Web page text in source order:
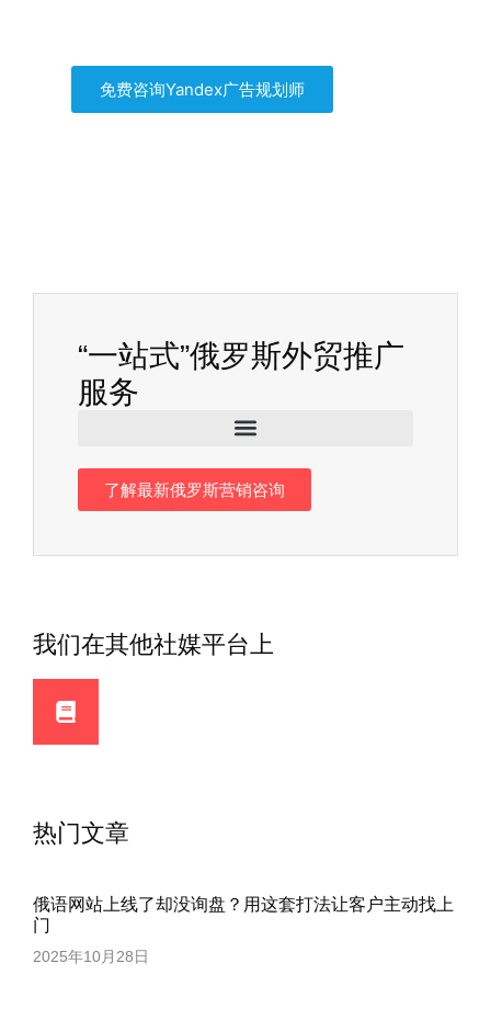
免费咨询Yandex广告规划师
“一站式”俄罗斯外贸推广
服务
了解最新俄罗斯营销咨询
我们在其他社媒平台上
热门文章
俄语网站上线了却没询盘？用这套打法让客户主动找上
门
2025年10月28日